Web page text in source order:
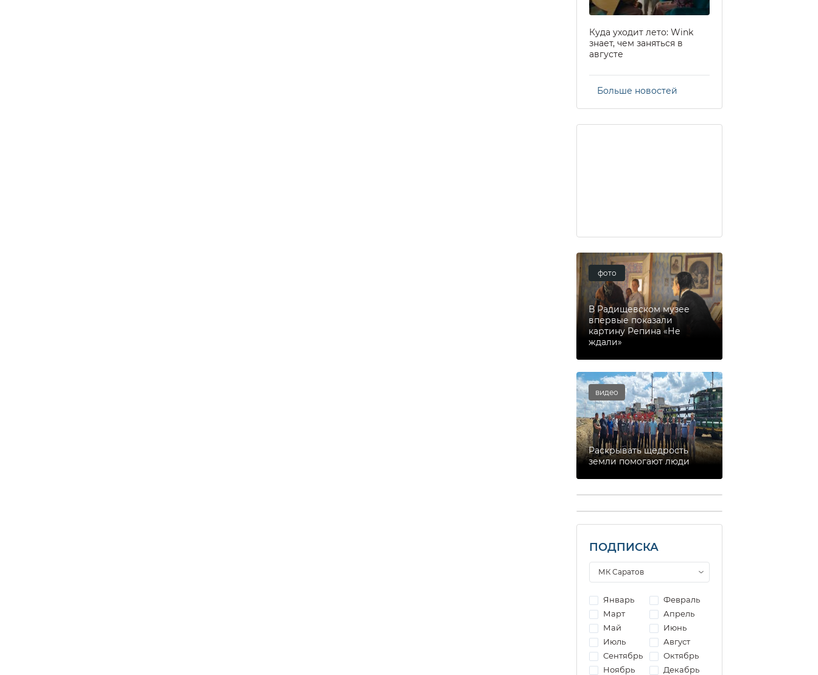
Куда уходит лето: Wink
знает, чем заняться в
августе
Больше новостей
фото
В Радищевском музее
впервые показали
картину Репина «Не
ждали»
видео
Раскрывать щедрость
земли помогают люди
ПОДПИСКА
Январь
Февраль
Март
Апрель
Май
Июнь
Июль
Август
Сентябрь
Октябрь
Ноябрь
Декабрь